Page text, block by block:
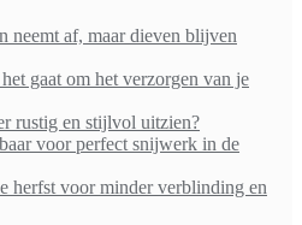
neemt af, maar dieven blijven
gaat om het verzorgen van je
rustig en stijlvol uitzien?
voor perfect snijwerk in de
herfst voor minder verblinding en